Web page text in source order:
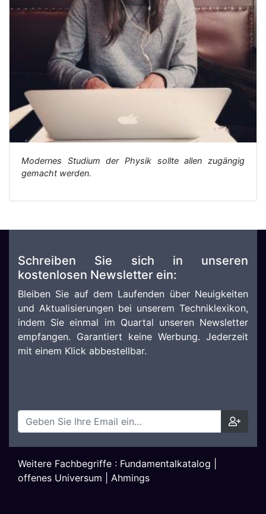
Modernes Studium der Physik sollte allen zugängig
gemacht werden.
Schreiben Sie sich in unseren
kostenlosen Newsletter ein:
Bleiben Sie auf dem Laufenden über Neuigkeiten
und Aktualisierungen bei unserem Techniklexikon,
indem Sie einmal im Quartal unseren Newsletter
empfangen. Garantiert keine Werbung. Jederzeit
mit einem Klick abbestellbar.
Weitere Fachbegriffe : Fundamentalkatalog
offenes Universum
Ahmings